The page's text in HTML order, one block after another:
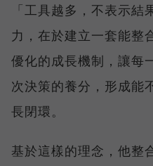
「工具越多，不表示
力，在於建立一套能整
優化的成長機制，讓每
次決策的養分，形成能
長閉環。
基於這樣的理念，他整